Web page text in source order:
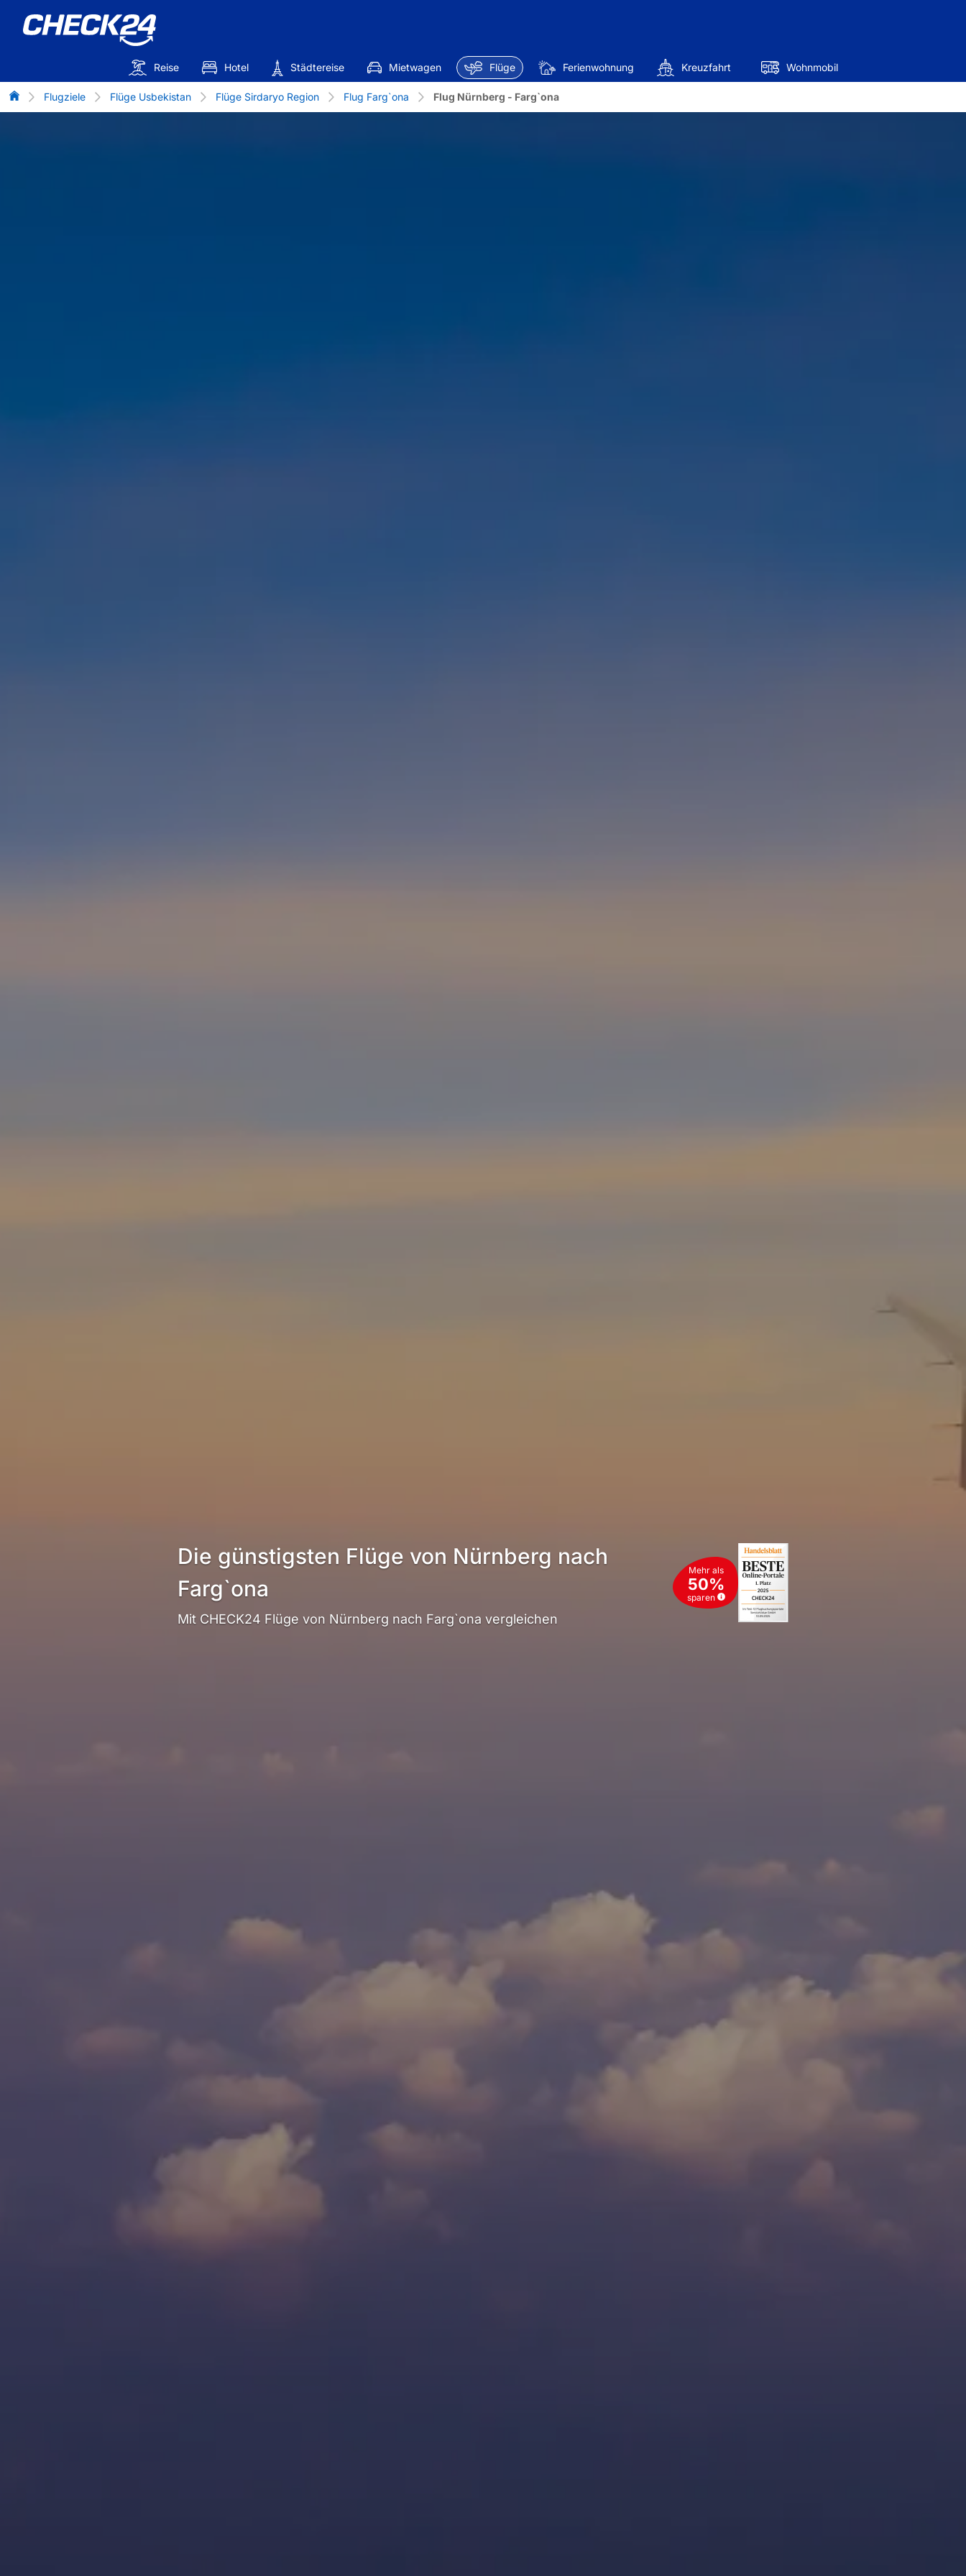
Reise Hotel Städtereise Mietwagen Flüge Ferienwohnung Kreuzfahrt Wohnmobil
Flug-Vergleich
Flugziele Flüge Usbekistan Flüge Sirdaryo Region Flug Farg`ona Flug Nürnberg - Farg`ona
Die günstigsten Flüge von Nürnberg nach
Farg`ona
Mit CHECK24 Flüge von Nürnberg nach Farg`ona vergleichen
Mehr als
50%
sparen